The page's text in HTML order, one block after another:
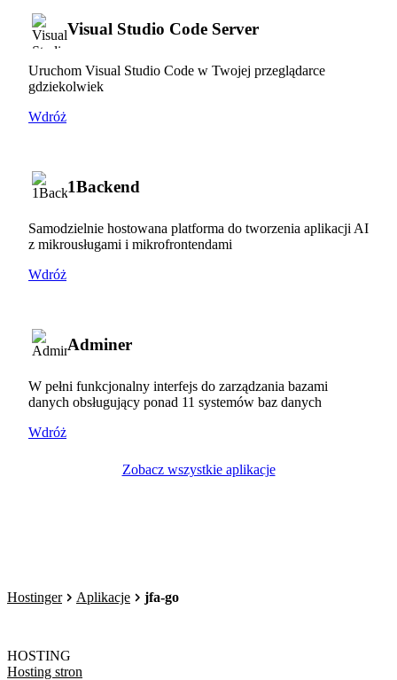
Visual Studio Code Server
Uruchom Visual Studio Code w Twojej przeglądarce
gdziekolwiek
Wdróż
1Backend
Samodzielnie hostowana platforma do tworzenia aplikacji AI
z mikrousługami i mikrofrontendami
Wdróż
Adminer
W pełni funkcjonalny interfejs do zarządzania bazami
danych obsługujący ponad 11 systemów baz danych
Wdróż
Zobacz wszystkie aplikacje
Hostinger Aplikacje jfa-go
HOSTING
Hosting stron